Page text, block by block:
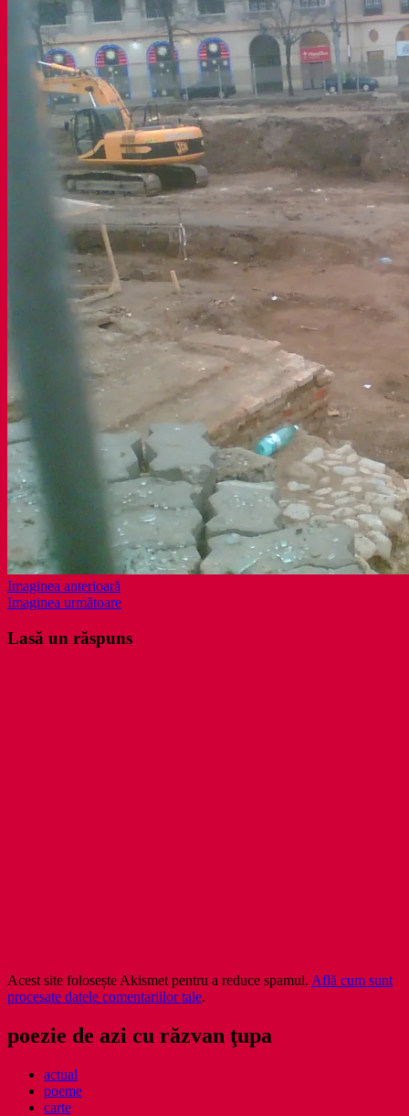
Imaginea anterioară
Imaginea următoare
Lasă un răspuns
Acest site folosește Akismet pentru a reduce spamul. Află cum sunt
procesate datele comentariilor tale.
poezie de azi cu răzvan ţupa
actual
poeme
carte